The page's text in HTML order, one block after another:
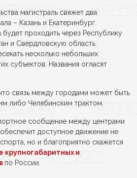
магистраль свяжет два
– Казань и Екатеринбург.
проходить через Республику
и Свердловскую область.
несколько небольших
субъектов. Названия огласят
связь между городами может быть
либо Челябинским трактом.
сообщение между центрами
доступное движение не
но и благоприятно скажется
крупногабаритных и
по России.